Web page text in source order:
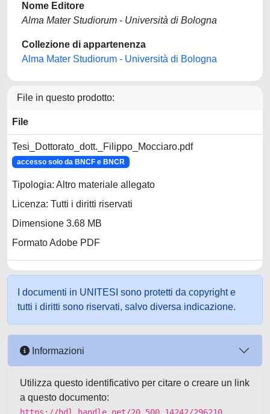
Nome Editore
Alma Mater Studiorum - Università di Bologna
Collezione di appartenenza
Alma Mater Studiorum - Università di Bologna
File in questo prodotto:
File
Tesi_Dottorato_dott._Filippo_Mocciaro.pdf
accesso solo da BNCF e BNCR
Tipologia: Altro materiale allegato
Licenza: Tutti i diritti riservati
Dimensione 3.68 MB
Formato Adobe PDF
I documenti in UNITESI sono protetti da copyright e
tutti i diritti sono riservati, salvo diversa indicazione.
Informazioni
Utilizza questo identificativo per citare o creare un link
a questo documento: